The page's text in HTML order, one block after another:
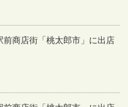
前商店街「桃太郎市」に出店